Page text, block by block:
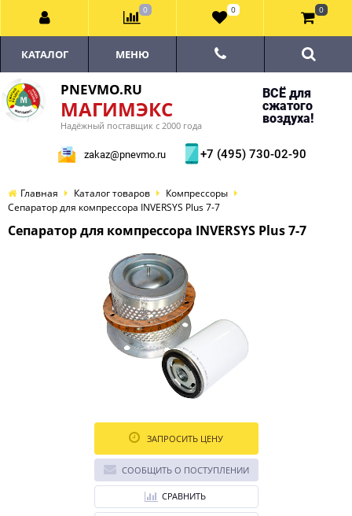
PNEVMO.RU
МАГИМЭКС
Надёжный поставщик с 2000 года
ВСЁ для
сжатого
воздуха!
zakaz@pnevmo.ru +7 (495) 730-02-90
КАТАЛОГ МЕНЮ
Главная Каталог товаров
Компрессоры
Сепаратор для компрессора INVERSYS Plus 7-7
Сепаратор для компрессора INVERSYS Plus 7-7
ЗАПРОСИТЬ ЦЕНУ
СООБЩИТЬ О ПОСТУПЛЕНИИ
СРАВНИТЬ
0 0 0